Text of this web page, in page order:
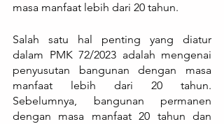
masa manfaat lebih dari 20 tahun.
Salah satu hal penting yang diatur
dalam PMK 72/2023 adalah mengenai
penyusutan bangunan dengan masa
manfaat lebih dari 20 tahun.
Sebelumnya, bangunan permanen
dengan masa manfaat 20 tahun dan